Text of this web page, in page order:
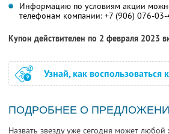
Информацию по условиям акции
телефонам компании: +7 (906) 076-03-
Купон действителен по 2 февраля 2023
Узнай, как воспользоваться
ПОДРОБНЕЕ О
Назвать звезду уже сегодня может